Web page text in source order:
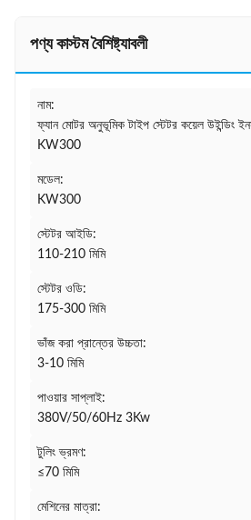
পণ্য কাস্টম বৈশিষ্ট্যাবলী
নাম:
ফ্যান মোটর অনুভূমিক টাইপ স্টেটর কয়েল উইন্ডিং
KW300
মডেল:
KW300
স্টেটর আইডি:
110-210 মিমি
স্টেটর ওডি:
175-300 মিমি
ভাঁজ করা প্রান্তের উচ্চতা:
3-10 মিমি
পাওয়ার সাপ্লাই:
380V/50/60Hz 3Kw
টুলিং ভ্রমণ:
≤70 মিমি
মেশিনের মাত্রা: